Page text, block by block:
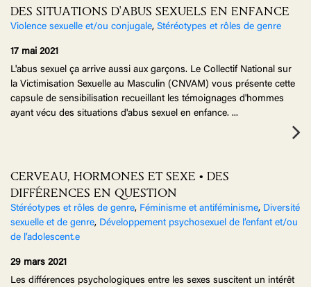
DES SITUATIONS D'ABUS SEXUELS EN ENFANCE
Violence sexuelle et/ou conjugale, Stéréotypes et rôles de genre
17 mai 2021
L'abus sexuel ça arrive aussi aux garçons. Le Collectif National sur
la Victimisation Sexuelle au Masculin (CNVAM) vous présente cette
capsule de sensibilisation recueillant les témoignages d'hommes
ayant vécu des situations d'abus sexuel en enfance. ...
CERVEAU, HORMONES ET SEXE • DES
DIFFÉRENCES EN QUESTION
Stéréotypes et rôles de genre, Féminisme et antiféminisme, Diversité
sexuelle et de genre, Développement psychosexuel de l’enfant et/ou
de l’adolescent.e
29 mars 2021
Les différences psychologiques entre les sexes suscitent un intérêt